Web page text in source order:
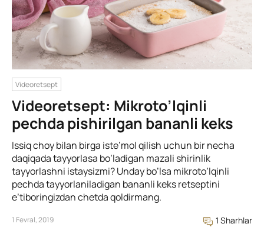
Videoretsept
Videoretsept: Mikroto’lqinli
pechda pishirilgan bananli keks
Issiq choy bilan birga iste’mol qilish uchun bir necha
daqiqada tayyorlasa bo’ladigan mazali shirinlik
tayyorlashni istaysizmi? Unday bo’lsa mikroto’lqinli
pechda tayyorlaniladigan bananli keks retseptini
e’tiboringizdan chetda qoldirmang.
1 Fevral, 2019 1 Sharhlar